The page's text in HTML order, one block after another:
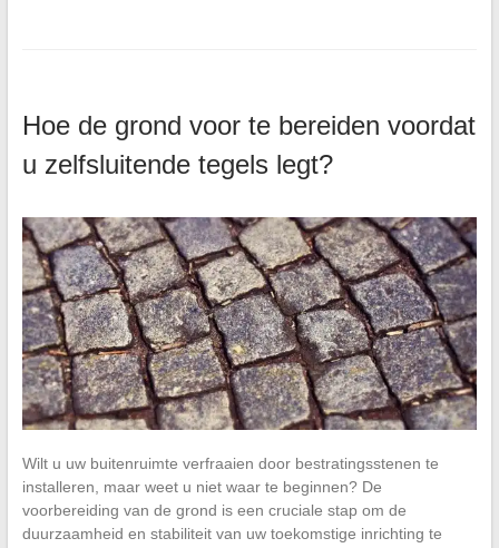
Hoe de grond voor te bereiden voordat
u zelfsluitende tegels legt?
Wilt u uw buitenruimte verfraaien door bestratingsstenen te
installeren, maar weet u niet waar te beginnen? De
voorbereiding van de grond is een cruciale stap om de
duurzaamheid en stabiliteit van uw toekomstige inrichting te